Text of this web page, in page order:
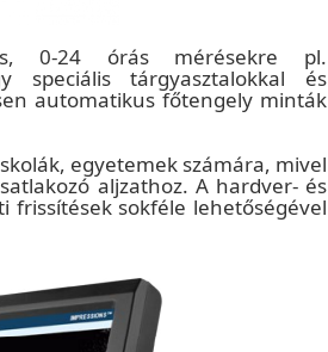
0-24 órás mérésekre pl.
speciális tárgyasztalokkal és
automatikus főtengely minták
egyetemek számára, mivel
aljzathoz. A hardver- és
frissítések sokféle lehetőségével